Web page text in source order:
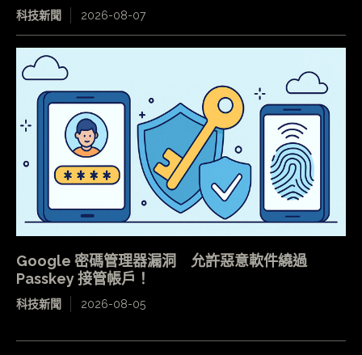
科技新聞 2026-08-07
Google 密碼管理器漏洞 允許惡意軟件繞過
Passkey 接管帳戶！
科技新聞 2026-08-05